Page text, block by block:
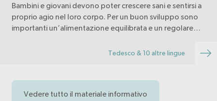
Bambini e giovani devono poter crescere sani e sentirsi a
proprio agio nel loro corpo. Per un buon sviluppo sono
importanti un’alimentazione equilibrata e un regolare
Tedesco & 10 altre lingue
Vedere tutto il materiale informativo